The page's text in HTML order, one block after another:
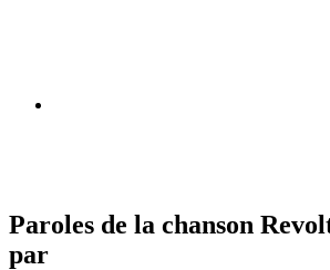
Paroles de la chanson
par